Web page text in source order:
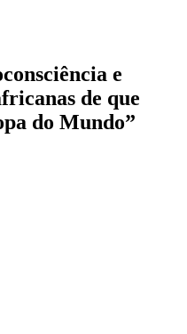
e
de que
do Mundo”